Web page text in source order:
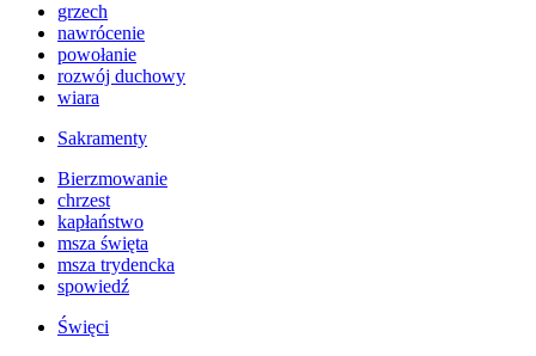
grzech
nawrócenie
powołanie
rozwój duchowy
wiara
Sakramenty
Bierzmowanie
chrzest
kapłaństwo
msza święta
msza trydencka
spowiedź
Święci